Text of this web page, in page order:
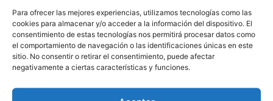
Para ofrecer las mejores experiencias, utilizamos tecnologías como las
cookies para almacenar y/o acceder a la información del dispositivo. El
consentimiento de estas tecnologías nos permitirá procesar datos como
el comportamiento de navegación o las identificaciones únicas en este
sitio. No consentir o retirar el consentimiento, puede afectar
negativamente a ciertas características y funciones.
La tarifeña Sofía Ginzinger: tercera del mundo de